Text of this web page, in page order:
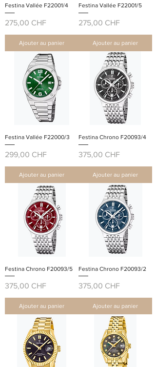
Festina Vallée F22001/4
Prix
275,00 CHF
Ajouter au panier
Festina Vallée F22001/5
Prix
275,00 CHF
Ajouter au panier
Festina Vallée F22000/3
Prix
299,00 CHF
Ajouter au panier
Festina Chrono F20093/4
Prix
375,00 CHF
Ajouter au panier
Festina Chrono F20093/5
Prix
375,00 CHF
Ajouter au panier
Festina Chrono F20093/2
Prix
375,00 CHF
Ajouter au panier